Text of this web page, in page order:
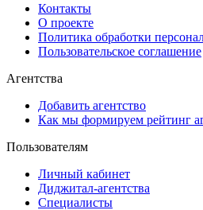
Контакты
О проекте
Политика обработки
Пользовательское соглашение
Агентства
Добавить агентство
Как мы формируем рейтинг
Пользователям
Личный кабинет
Диджитал-агентства
Специалисты